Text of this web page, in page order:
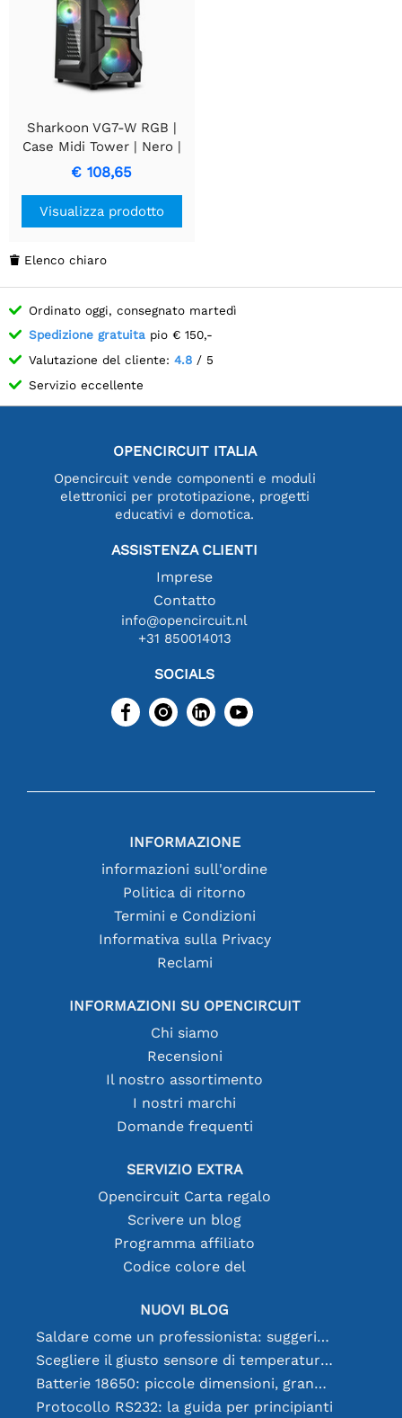
Sharkoon VG7-W RGB |
Case Midi Tower | Nero |
Con illuminazione RGB e
Pannello Laterale in
Acrilico
€ 108,65
Visualizza prodotto
 Elenco chiaro
Ordinato oggi, consegnato martedì
Spedizione gratuita pio € 150,-
Valutazione del cliente: 4.8 / 5
Servizio eccellente
OPENCIRCUIT ITALIA
Opencircuit vende componenti e moduli
elettronici per prototipazione, progetti
educativi e domotica.
ASSISTENZA CLIENTI
Imprese
Contatto
info@opencircuit.nl
+31 850014013
SOCIALS
INFORMAZIONE
informazioni sull'ordine
Politica di ritorno
Termini e Condizioni
Informativa sulla Privacy
Reclami
INFORMAZIONI SU OPENCIRCUIT
Chi siamo
Recensioni
Il nostro assortimento
I nostri marchi
Domande frequenti
SERVIZIO EXTRA
Opencircuit Carta regalo
Scrivere un blog
Programma affiliato
Codice colore del
NUOVI BLOG
Saldare come un professionista: suggerimenti per connessioni elettroniche perfette
Scegliere il giusto sensore di temperatura [youtube]
Batterie 18650: piccole dimensioni, grandi prestazioni
Protocollo RS232: la guida per principianti